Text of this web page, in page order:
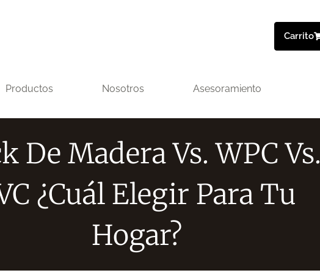
Carrito
Productos Nosotros Asesoramiento
De Madera Vs. WPC Vs.
¿Cuál Elegir Para Tu
Hogar?